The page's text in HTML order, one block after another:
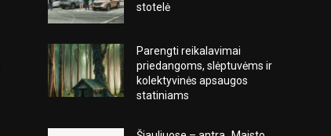
stotelė
Parengti reikalavimai
priedangoms, slėptuvėms ir
kolektyvinės apsaugos
statiniams